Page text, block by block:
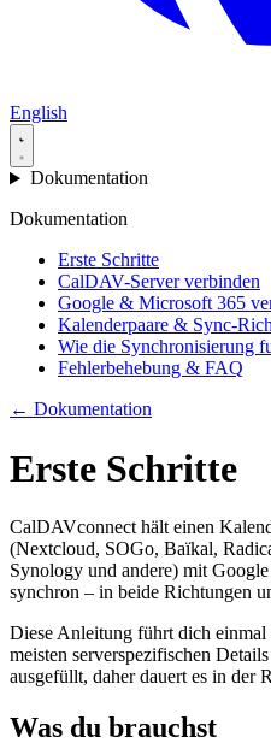
English
Dokumentation
Dokumentation
Erste Schritte
CalDAV-Server verbinden
Google & Microsoft 365
Kalenderpaare & Sync-
Wie die Synchronisierung
Fehlerbehebung & FAQ
← Dokumentation
Erste Schritte
CalDAVconnect hält einen
(Nextcloud, SOGo, Baïkal,
Synology und andere) mit
synchron – in beide Richtungen
Diese Anleitung führt dich
meisten serverspezifischen
ausgefüllt, daher dauert es in der
Was du brauchst